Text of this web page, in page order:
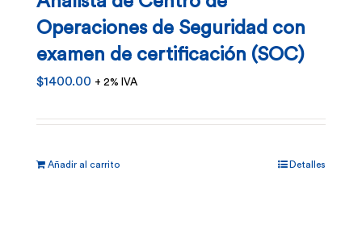
Operaciones de Seguridad con
examen de certificación (SOC)
$1400.00 + 2% IVA
Añadir al carrito Detalles